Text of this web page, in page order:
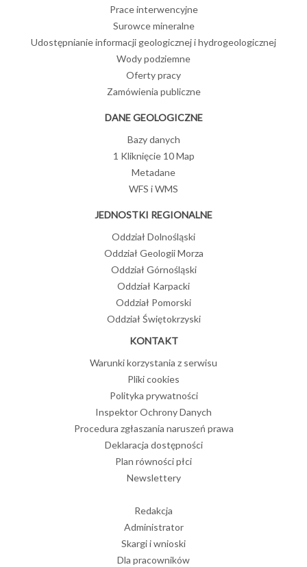
Prace interwencyjne
Surowce mineralne
Udostępnianie informacji geologicznej i hydrogeologicznej
Wody podziemne
Oferty pracy
Zamówienia publiczne
DANE GEOLOGICZNE
Bazy danych
1 Kliknięcie 10 Map
Metadane
WFS i WMS
JEDNOSTKI REGIONALNE
Oddział Dolnośląski
Oddział Geologii Morza
Oddział Górnośląski
Oddział Karpacki
Oddział Pomorski
Oddział Świętokrzyski
KONTAKT
Warunki korzystania z serwisu
Pliki cookies
Polityka prywatności
Inspektor Ochrony Danych
Procedura zgłaszania naruszeń prawa
Deklaracja dostępności
Plan równości płci
Newslettery
Redakcja
Administrator
Skargi i wnioski
Dla pracowników